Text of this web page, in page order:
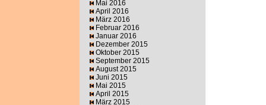
Mai 2016
April 2016
März 2016
Februar 2016
Januar 2016
Dezember 2015
Oktober 2015
September 2015
August 2015
Juni 2015
Mai 2015
April 2015
März 2015